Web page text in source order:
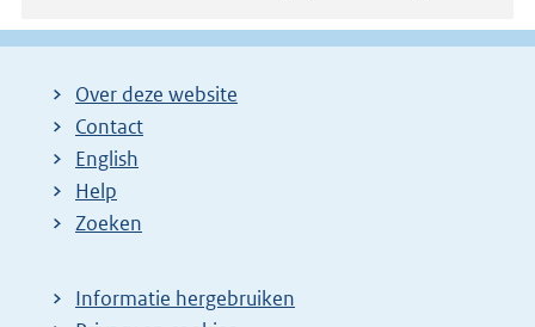
Over deze website
Contact
English
Help
Zoeken
Informatie hergebruiken